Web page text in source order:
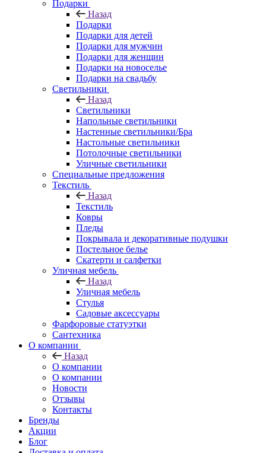
Подарки
Назад
Подарки
Подарки для детей
Подарки для мужчин
Подарки для женщин
Подарки на новоселье
Подарки на свадьбу
Светильники
Назад
Светильники
Напольные светильники
Настенные светильники/Бра
Настольные светильники
Потолочные светильники
Уличные светильники
Специальные предложения
Текстиль
Назад
Текстиль
Ковры
Пледы
Покрывала и декоративные подушки
Постельное белье
Скатерти и салфетки
Уличная мебель
Назад
Уличная мебель
Стулья
Садовые аксессуары
Фарфоровые статуэтки
Сантехника
О компании
Назад
О компании
О компании
Новости
Отзывы
Контакты
Бренды
Акции
Блог